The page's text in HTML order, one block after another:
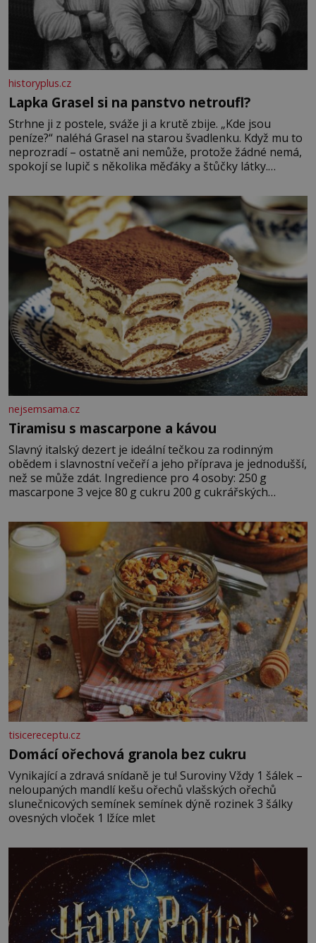
historyplus.cz
Lapka Grasel si na panstvo netroufl?
Strhne ji z postele, sváže ji a krutě zbije. „Kde jsou
peníze?“ naléhá Grasel na starou švadlenku. Když mu to
neprozradí – ostatně ani nemůže, protože žádné nemá,
spokojí se lupič s několika měďáky a štůčky látky.
krutý. Jeho činy budí hrůzu ještě dlouho po jeho smrti
nejsemsama.cz
Tiramisu s mascarpone a kávou
Slavný italský dezert je ideální tečkou za rodinným
obědem i slavnostní večeří a jeho příprava je jednodušší,
než se může zdát. Ingredience pro 4 osoby: 250 g
mascarpone 3 vejce 80 g cukru 200 g cukrářských
posypání Postup: Oddělte žloutky od bílků. Žloutky
vyšlehejte s cukrem do světlé pěny a postupně do nich
vmíchejte mascarpone, aby vznikl hladký
tisicereceptu.cz
Domácí ořechová granola bez cukru
Vynikající a zdravá snídaně je tu! Suroviny Vždy 1 šálek –
neloupaných mandlí kešu ořechů vlašských ořechů
slunečnicových semínek semínek dýně rozinek 3 šálky
ovesných vloček 1 lžíce mlet